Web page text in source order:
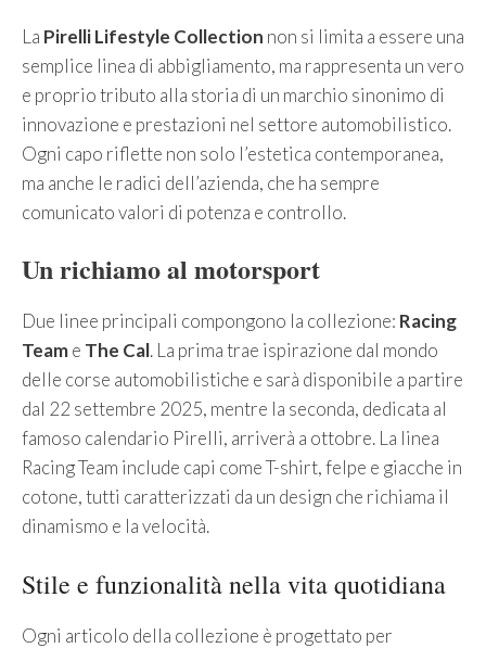
La Pirelli Lifestyle Collection non si limita a essere una
semplice linea di abbigliamento, ma rappresenta un vero
e proprio tributo alla storia di un marchio sinonimo di
innovazione e prestazioni nel settore automobilistico.
Ogni capo riflette non solo l’estetica contemporanea,
ma anche le radici dell’azienda, che ha sempre
comunicato valori di potenza e controllo.
Un richiamo al motorsport
Due linee principali compongono la collezione: Racing
Teame The Cal. La prima trae ispirazione dal mondo
delle corse automobilistiche e sarà disponibile a partire
dal 22 settembre 2025, mentre la seconda, dedicata al
famoso calendario Pirelli, arriverà a ottobre. La linea
Racing Team include capi come T-shirt, felpe e giacche in
cotone, tutti caratterizzati da un design che richiama il
dinamismo e la velocità.
Stile e funzionalità nella vita quotidiana
Ogni articolo della collezione è progettato per